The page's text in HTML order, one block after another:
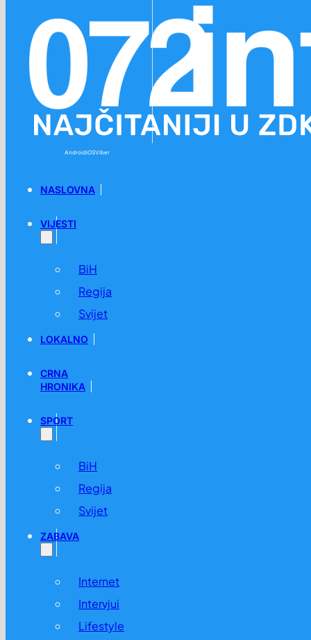
AndroidiOSViber
NASLOVNA
VIJESTI
BiH
Regija
Svijet
LOKALNO
CRNA
HRONIKA
SPORT
BiH
Regija
Svijet
ZABAVA
Internet
Intervjui
Lifestyle